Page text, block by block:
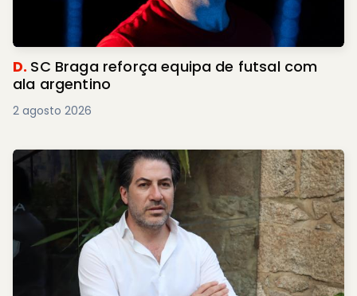
D. SC Braga reforça equipa de futsal com
ala argentino
2 agosto 2026